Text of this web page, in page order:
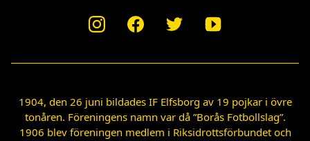
1904, den 26 juni bildades IF Elfsborg av 19 pojkar i övre
tonåren. Föreningens namn var då ”Borås Fotbollslag”.
1906 blev föreningen medlem i Riksidrottsförbundet och